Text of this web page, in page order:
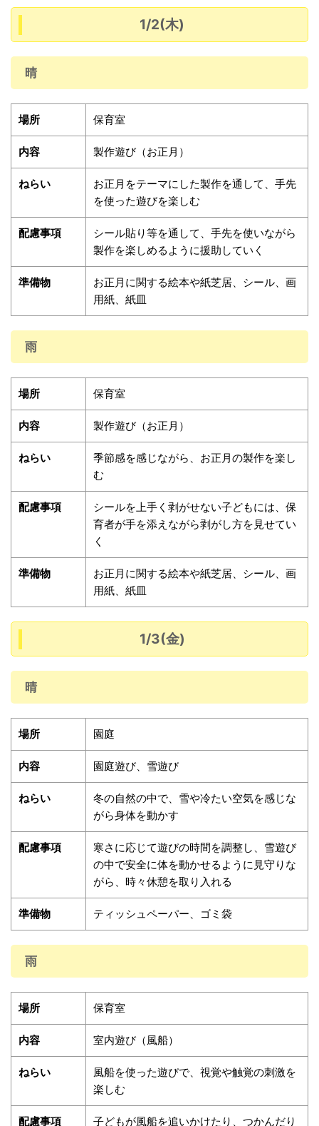
1/2(木)
晴
場所 保育室
内容 製作遊び（お正月）
ねらい
お正月をテーマにした製作を通して、手先
を使った遊びを楽しむ
配慮事項
シール貼り等を通して、手先を使いながら
製作を楽しめるように援助していく
準備物
お正月に関する絵本や紙芝居、シール、画
用紙、紙皿
雨
場所 保育室
内容 製作遊び（お正月）
ねらい
季節感を感じながら、お正月の製作を楽し
む
配慮事項
シールを上手く剥がせない子どもには、保
育者が手を添えながら剥がし方を見せてい
く
準備物
お正月に関する絵本や紙芝居、シール、画
用紙、紙皿
1/3(金)
晴
場所 園庭
内容 園庭遊び、雪遊び
ねらい
冬の自然の中で、雪や冷たい空気を感じな
がら身体を動かす
配慮事項
寒さに応じて遊びの時間を調整し、雪遊び
の中で安全に体を動かせるように見守りな
がら、時々休憩を取り入れる
準備物 ティッシュペーパー、ゴミ袋
雨
場所 保育室
内容 室内遊び（風船）
ねらい
風船を使った遊びで、視覚や触覚の刺激を
楽しむ
配慮事項
子どもが風船を追いかけたり、つかんだり